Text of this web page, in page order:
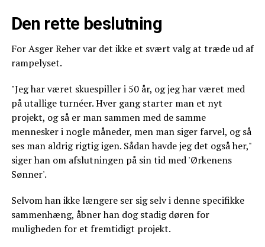
Den rette beslutning
For Asger Reher var det ikke et svært valg at træde ud af
rampelyset.
"Jeg har været skuespiller i 50 år, og jeg har været med
på utallige turnéer. Hver gang starter man et nyt
projekt, og så er man sammen med de samme
mennesker i nogle måneder, men man siger farvel, og så
ses man aldrig rigtig igen. Sådan havde jeg det også her,"
siger han om afslutningen på sin tid med 'Ørkenens
Sønner'.
Selvom han ikke længere ser sig selv i denne specifikke
sammenhæng, åbner han dog stadig døren for
muligheden for et fremtidigt projekt.